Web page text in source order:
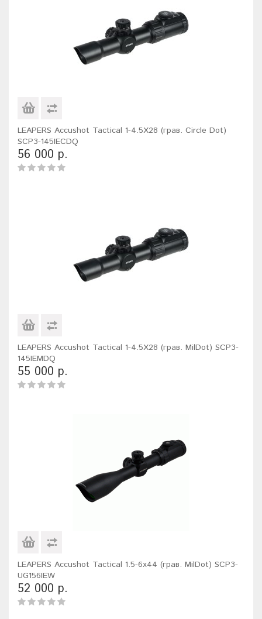
LEAPERS Accushot Tactical 1-4.5X28 (грав. Circle Dot)
SCP3-145IECDQ
56 000 р.
LEAPERS Accushot Tactical 1-4.5X28 (грав. MilDot) SCP3-
145IEMDQ
55 000 р.
LEAPERS Accushot Tactical 1.5-6x44 (грав. MilDot) SCP3-
UG156IEW
52 000 р.